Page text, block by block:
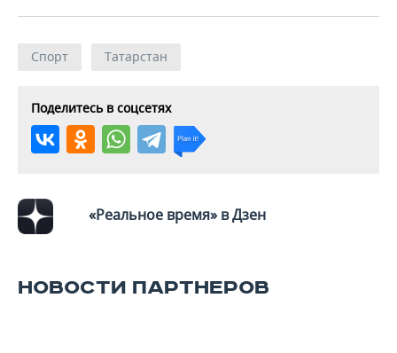
Спорт Татарстан
Поделитесь в соцсетях
«Реальное время» в Дзен
НОВОСТИ ПАРТНЕРОВ